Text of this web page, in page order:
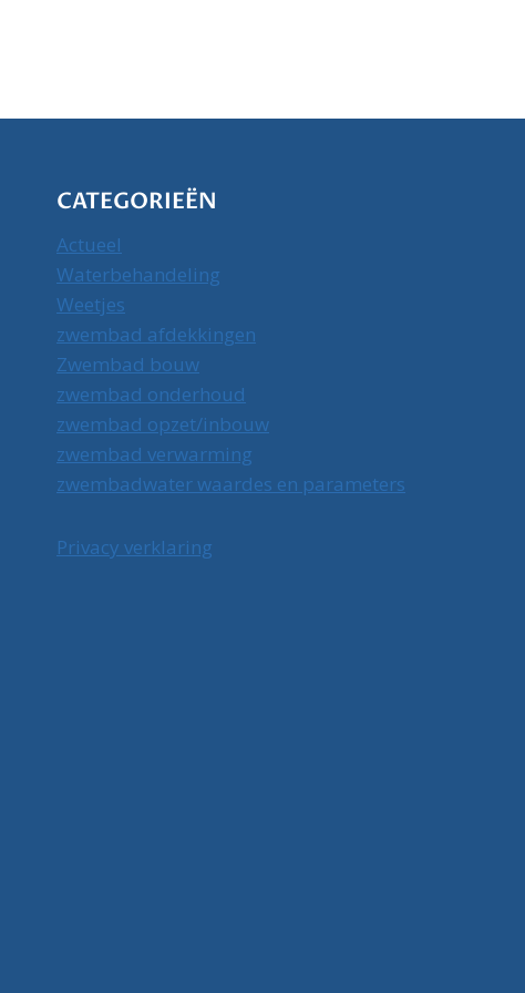
CATEGORIEËN
Actueel
Waterbehandeling
Weetjes
zwembad afdekkingen
Zwembad bouw
zwembad onderhoud
zwembad opzet/inbouw
zwembad verwarming
zwembadwater waardes en parameters
Privacy verklaring